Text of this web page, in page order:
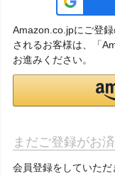
Amazon.co.jpにご登
されるお客様は、「
お進みください。
まだご登録がお
会員登録をしていた